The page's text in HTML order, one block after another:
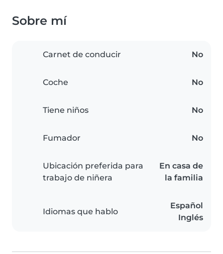
Sobre mí
Carnet de conducir No
Coche No
Tiene niños No
Fumador No
Ubicación preferida para
trabajo de niñera
En casa de
la familia
Idiomas que hablo
Español
Inglés